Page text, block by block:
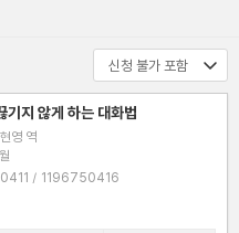
기지 않게 하는 대화법
영 역
ISBN : 9791196750411 / 1196750416